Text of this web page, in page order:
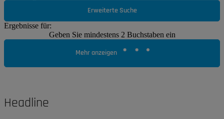
Erweiterte Suche
Ergebnisse für:
Geben Sie mindestens 2 Buchstaben ein
Mehr anzeigen
Headline